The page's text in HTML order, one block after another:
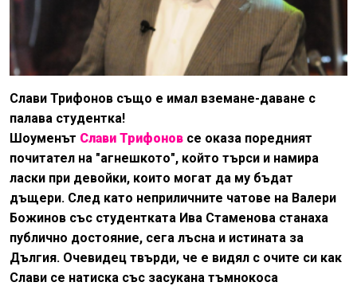
Слави Трифонов също е имал вземане-даване с
палава студентка!
Шоуменът Слави Трифонов се оказа поредният
почитател на "агнешкото", който търси и намира
ласки при девойки, които могат да му бъдат
дъщери. След като неприличните чатове на Валери
Божинов със студентката Ива Стаменова станаха
публично достояние, сега лъсна и истината за
Дългия. Очевидец твърди, че е видял с очите си как
Слави се натиска със засукана тъмнокоса